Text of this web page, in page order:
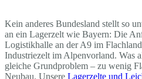
Kein anderes Bundesland stellt so
an ein Lagerzelt wie Bayern: Die
Logistikhalle an der A9 im
Industriezelt im Alpenvorland. Was
gleiche Grundproblem – zu wenig
Neubau. Unsere Lagerzelte und